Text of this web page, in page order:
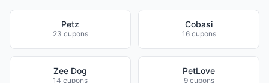
Petz
23 cupons
Cobasi
16 cupons
Zee Dog
14 cupons
PetLove
9 cupons